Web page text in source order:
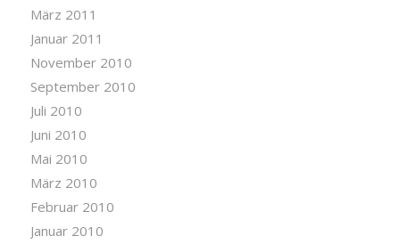
März 2011
Januar 2011
November 2010
September 2010
Juli 2010
Juni 2010
Mai 2010
März 2010
Februar 2010
Januar 2010